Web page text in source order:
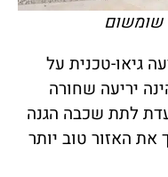
שומשום
גיאו-טכנית על
יריעה שחורה
לתת שכבה הגנה
האזור טוב יותר